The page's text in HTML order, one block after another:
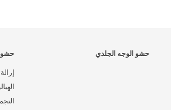
حشو حشو الوجه الجلدي